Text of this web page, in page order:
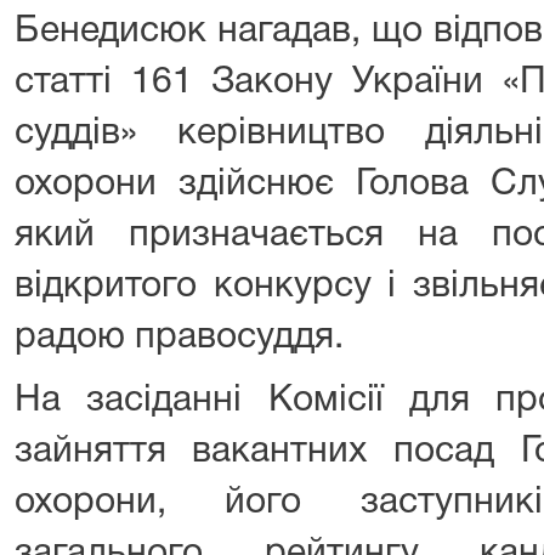
Бенедисюк нагадав, що
статті 161 Закону України
суддів» керівництво
охорони здійснює Голова
який призначається на
відкритого конкурсу і
радою правосуддя.
На засіданні Комісії для
зайняття вакантних посад
охорони, його